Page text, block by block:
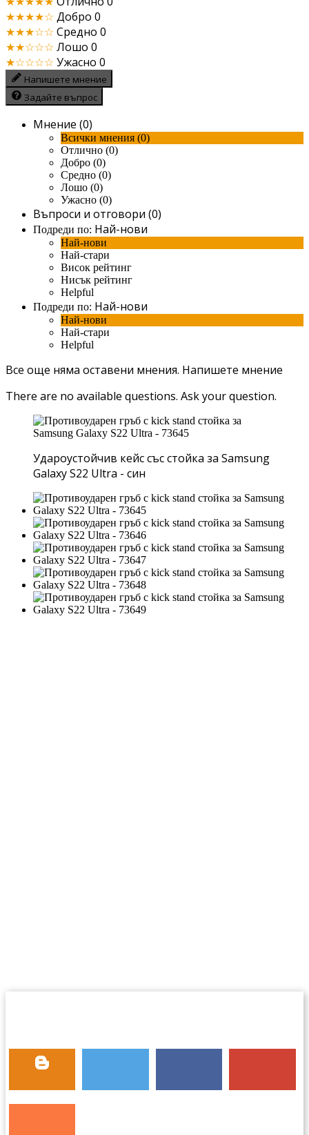
★★★★☆ Добро 0
★★★☆☆ Средно 0
★★☆☆☆ Лошо 0
★☆☆☆☆ Ужасно 0
Напишете мнение
Задайте въпрос
Мнение (0)
Всички мнения (0)
Отлично (0)
Добро (0)
Средно (0)
Лошо (0)
Ужасно (0)
Въпроси и отговори (0)
Подреди по: Най-нови
Най-нови
Най-стари
Висок рейтинг
Нисък рейтинг
Helpful
Подреди по: Най-нови
Най-нови
Най-стари
Helpful
Все още няма оставени мнения. Напишете мнение
There are no available questions. Ask your question.
Удароустойчив кейс със стойка за Samsung
Galaxy S22 Ultra - син